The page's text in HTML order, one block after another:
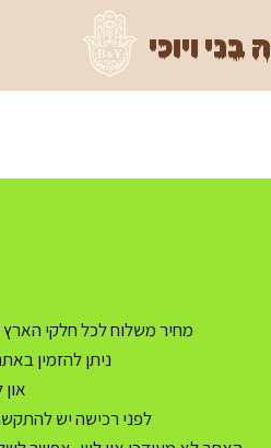
ויוכי
מחיר משלוח לכל חלקי הארץ 59 ש"ח עם דואר שלחים עד הבית,
ניתן להזמין
לפני רכישה יש